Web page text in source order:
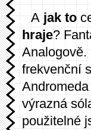
A jak to
hraje?
frekvenční
výrazná
použitelné